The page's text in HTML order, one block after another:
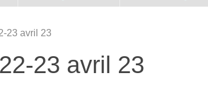
23 avril 23
23 avril 23